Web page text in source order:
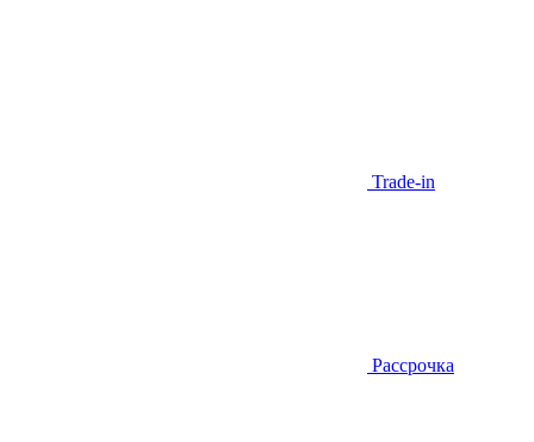
Trade-in
Рассрочка